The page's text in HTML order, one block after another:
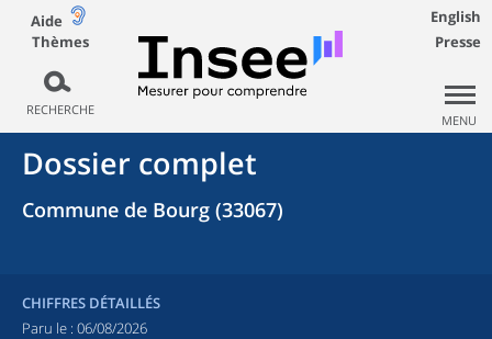
Aide
Thèmes
RECHERCHE
English
Presse
MENU
Dossier complet
Commune de Bourg (33067)
CHIFFRES DÉTAILLÉS
Paru le : 06/08/2026